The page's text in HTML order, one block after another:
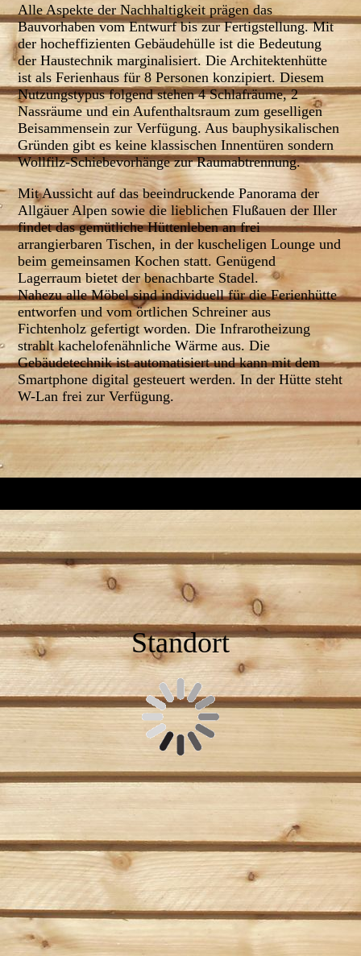
Alle Aspekte der Nachhaltigkeit prägen das
Bauvorhaben vom Entwurf bis zur Fertigstellung. Mit
der hocheffizienten Gebäudehülle ist die Bedeutung
der Haustechnik marginalisiert. Die Architektenhütte
ist als Ferienhaus für 8 Personen konzipiert. Diesem
Nutzungstypus folgend stehen 4 Schlafräume, 2
Nassräume und ein Aufenthaltsraum zum geselligen
Beisammensein zur Verfügung. Aus bauphysikalischen
Gründen gibt es keine klassischen Innentüren sondern
Wollfilz-Schiebevorhänge zur Raumabtrennung.
Mit Aussicht auf das beeindruckende Panorama der
Allgäuer Alpen sowie die lieblichen Flußauen der Iller
findet das gemütliche Hüttenleben an frei
arrangierbaren Tischen, in der kuscheligen Lounge und
beim gemeinsamen Kochen statt. Genügend
Lagerraum bietet der benachbarte Stadel.
Nahezu alle Möbel sind individuell für die Ferienhütte
entworfen und vom örtlichen Schreiner aus
Fichtenholz gefertigt worden. Die Infrarotheizung
strahlt kachelofenähnliche Wärme aus. Die
Gebäudetechnik ist automatisiert und kann mit dem
Smartphone digital gesteuert werden. In der Hütte steht
W-Lan frei zur Verfügung.
Standort